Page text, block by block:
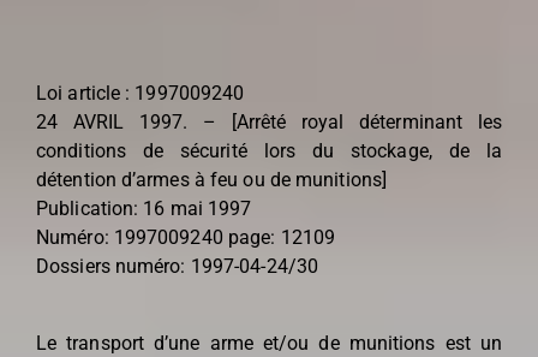
Loi article : 1997009240
24 AVRIL 1997. – [Arrêté royal déterminant les
conditions de sécurité lors du stockage, de la
détention d’armes à feu ou de munitions]
Publication: 16 mai 1997
Numéro: 1997009240 page: 12109
Dossiers numéro: 1997-04-24/30
Le transport d’une arme et/ou de munitions est un